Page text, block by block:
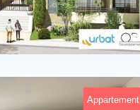
Appartement